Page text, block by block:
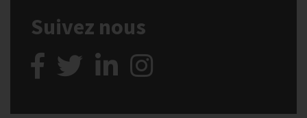
Suivez nous